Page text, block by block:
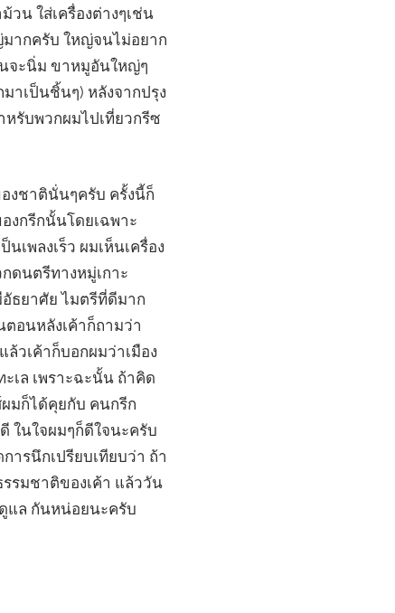
น ใส่เครื่องต่างๆเช่น
ากครับ ใหญ่จนไม่อยาก
นจะนิ่ม ขาหมูอันใหญ่ๆ
าเป็นชิ้นๆ) หลังจากปรุง
หรับพวกผมไปเที่ยวกรีซ
งชาตินั่นๆครับ ครั้งนี้ก็
งกรีกนั้นโดยเฉพาะ
เพลงเร็ว ผมเห็นเครื่อง
ดนตรีทางหมู่เกาะ
ธยาศัย ไมตรีที่ดีมาก
ตอนหลังเค้าก็ถามว่า
วเค้าก็บอกผมว่าเมือง
เล เพราะฉะนั้น ถ้าคิด
มก็ได้คุยกับ คนกรีก
ในใจผมๆก็ดีใจนะครับ
ารนึกเปรียบเทียบว่า ถ้า
รมชาติของเค้า แล้ววัน
แล กันหน่อยนะครับ